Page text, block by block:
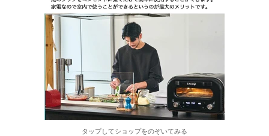
タップしてショップをのぞいてみる